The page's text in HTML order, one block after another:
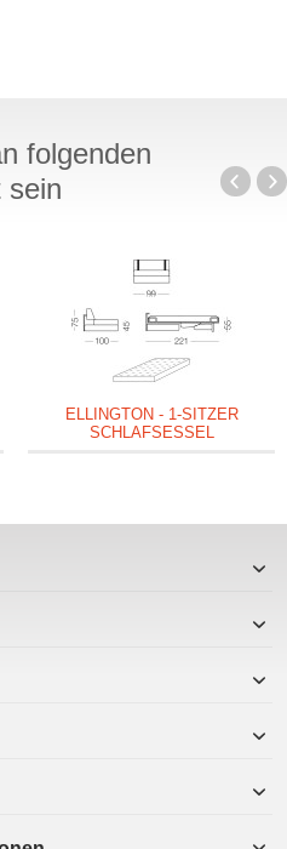
folgenden
sein
ELLINGTON - 1-SITZER
SCHLAFSESSEL